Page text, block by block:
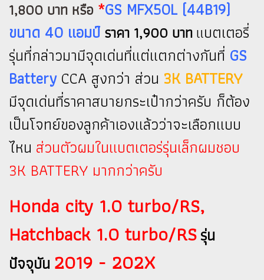
1,800 บาท หรือ *GS MFX50L (44B19)
ขนาด 40 แอมป์ราคา 1,900 บาทแบตเตอรี่
รุ่นที่กล่าวมามีจุดเด่นที่แต่แตกต่างกันที่ GS
BatteryCCA สูงกว่า ส่วน 3K BATTERY
มีจุดเด่นที่ราคาสบายกระเป๋ากว่าครับ ก็ต้อง
เป็นโจทย์ของลูกค้าเองแล้วว่าจะเลือกแบบ
ไหน ส่วนตัวผมในแบตเตอร่รุ่นเล็กผมชอบ
3K BATTERY มากกว่าครับ
Honda city 1.0 turbo/RS,
Hatchback 1.0 turbo/RSรุ่น
ปัจจุบัน 2019 - 202X